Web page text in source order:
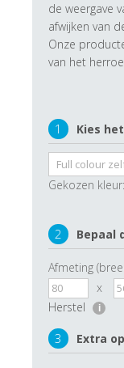
de weergave
afwijken van
Onze
van het
1 Kies
Gekozen kleur:
2 Bepaal
Afmeting
x
Herstel
i
3 Extra